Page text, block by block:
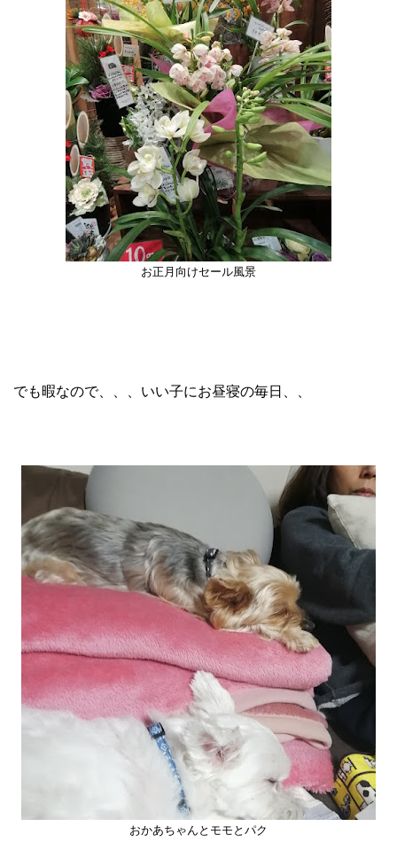
お正月向けセール風景
でも暇なので、、、いい子にお昼寝の毎日、、
おかあちゃんとモモとパク